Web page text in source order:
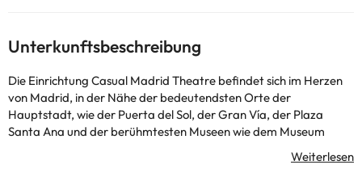
Unterkunftsbeschreibung
Die Einrichtung Casual Madrid Theatre befindet sich im Herzen
von Madrid, in der Nähe der bedeutendsten Orte der
Hauptstadt, wie der Puerta del Sol, der Gran Vía, der Plaza
Santa Ana und der berühmtesten Museen wie dem Museum
Es gibt Pubs, Brauereien und mehr Restaurants in weniger als